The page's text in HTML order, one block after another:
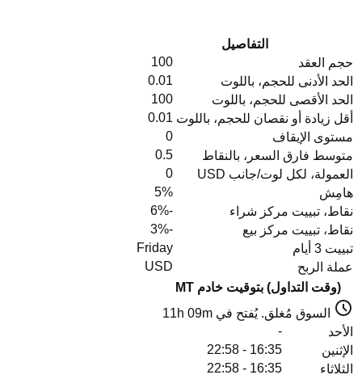
التفاصيل
حجم العقد
100
الحد الأدنى للحجم، باللوت
0.01
الحد الأقصى للحجم، باللوت
100
أقل زيادة أو نقصان للحجم، باللوت 0.01
مستوى الإيقاف
0
متوسط فارق السعر، بالنقاط
0.5
العمولة، لكل لوت/جانب USD
0
هامِش
5%
نقاط، تبييت مركز شراء
-6%
نقاط، تبييت مركز بيع
-3%
تبييت 3 أيام
Friday
عملة الربح
USD
(وقت التداول) بتوقيت خادم MT
السوق مُغلق. يُفتح في 11h 09m
الأحد
-
الإثنين
16:35 - 22:58
الثلاثاء
16:35 - 22:58